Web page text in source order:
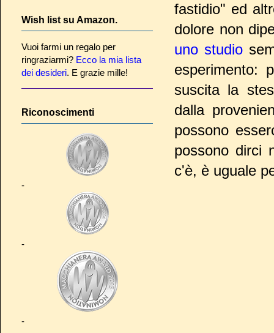
fastidio" ed
dolore non
uno studio
esperimento:
suscita la
dalla
possono
possono dirci
c'è, è uguale
Wish list su Amazon.
Vuoi farmi un regalo per
ringraziarmi? Ecco la mia lista
dei desideri. E grazie mille!
Riconoscimenti
-
-
-